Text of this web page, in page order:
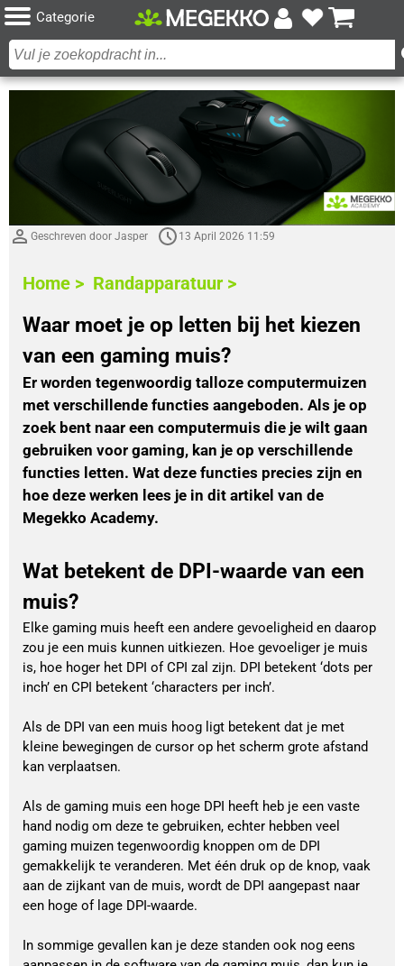
Categorie
Geschreven door Jasper 13 April 2026 11:59
Home > Randapparatuur >
Waar moet je op letten bij het kiezen
van een gaming muis?
Er worden tegenwoordig talloze computermuizen
met verschillende functies aangeboden. Als je op
zoek bent naar een computermuis die je wilt gaan
gebruiken voor gaming, kan je op verschillende
functies letten. Wat deze functies precies zijn en
hoe deze werken lees je in dit artikel van de
Megekko Academy.
Wat betekent de DPI-waarde van een
muis?
Elke gaming muis heeft een andere gevoeligheid en daarop
zou je een muis kunnen uitkiezen. Hoe gevoeliger je muis
is, hoe hoger het DPI of CPI zal zijn. DPI betekent ‘dots per
inch’ en CPI betekent ‘characters per inch’.
Als de DPI van een muis hoog ligt betekent dat je met
kleine bewegingen de cursor op het scherm grote afstand
kan verplaatsen.
Als de gaming muis een hoge DPI heeft heb je een vaste
hand nodig om deze te gebruiken, echter hebben veel
gaming muizen tegenwoordig knoppen om de DPI
gemakkelijk te veranderen. Met één druk op de knop, vaak
aan de zijkant van de muis, wordt de DPI aangepast naar
een hoge of lage DPI-waarde.
In sommige gevallen kan je deze standen ook nog eens